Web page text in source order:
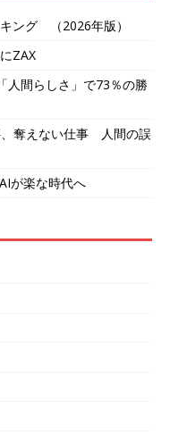
ング （2026年版）
ZAX
間らしさ」で73％の勝
奪えない仕事 人間の誤
が楽な時代へ